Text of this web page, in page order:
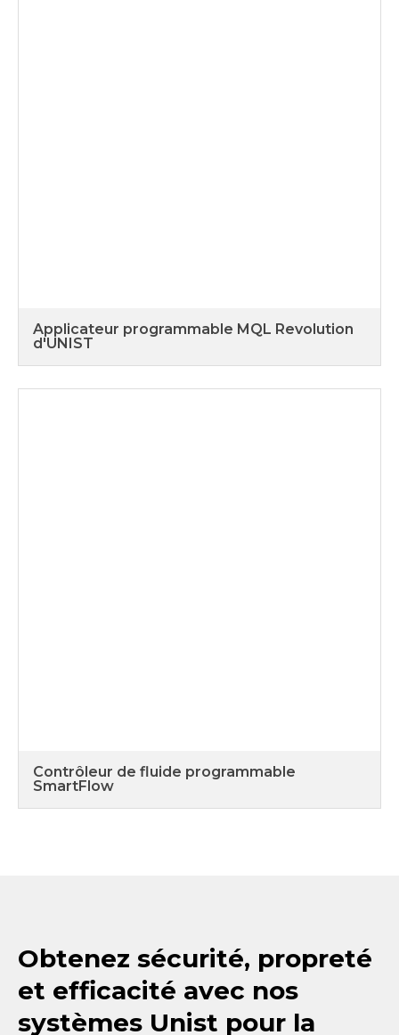
Applicateur programmable MQL Revolution
d'UNIST
Contrôleur de fluide programmable
SmartFlow
Obtenez sécurité, propreté
et efficacité avec nos
systèmes Unist pour la